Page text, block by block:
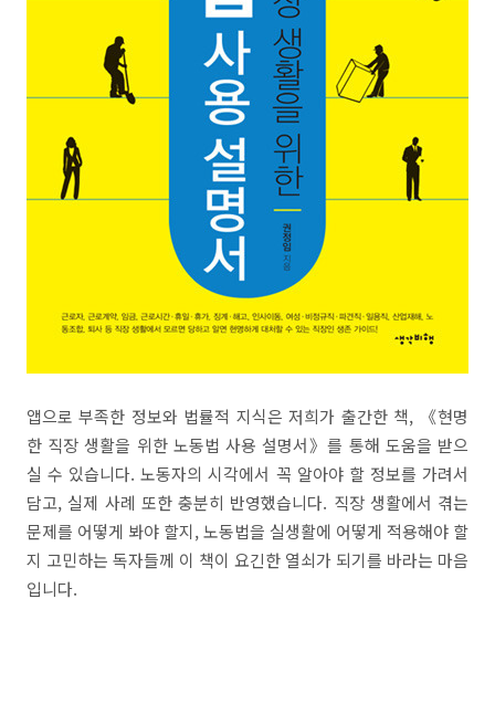
앱으로 부족한 정보와 법률적 지식은 저희가 출간한 책, 《현명
한 직장 생활을 위한 노동법 사용 설명서》를 통해 도움을 받으
실 수 있습니다. 노동자의 시각에서 꼭 알아야 할 정보를 가려서
담고, 실제 사례 또한 충분히 반영했습니다. 직장 생활에서 겪는
문제를 어떻게 봐야 할지, 노동법을 실생활에 어떻게 적용해야 할
지 고민하는 독자들께 이 책이 요긴한 열쇠가 되기를 바라는 마음
입니다.